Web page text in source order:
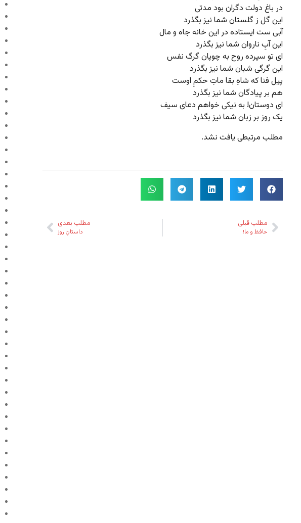
در باغ دولت دگران بود مدتی
این گل ز گلستان شما نیز بگذرد
آبی ست ایستاده در این خانه جاه و مال
این آبِ ناروان شما نیز بگذرد
ای تو سپرده روح به چوپان گرگ نفس
این گرگی شبان شما نیز بگذرد
پیل فنا که شاهِ بقا ماتِ حکمِ اوست
هم بر پیادگان شما نیز بگذرد
ای دوستان! به نیکی خواهم دعای سیف
یک روز بر زبان شما نیز بگذرد
مطلب مرتبطی یافت نشد.
مطلب قبلی
حافظ و ما!
مطلب بعدی
داستانِ روز